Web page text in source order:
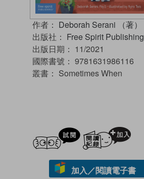
作者： Deborah Serani （著）
出版社： Free Spirit Publishing
出版日期： 11/2021
國際書號： 9781631986116
叢書： Sometimes When
試閲
加入／閱讀電子書